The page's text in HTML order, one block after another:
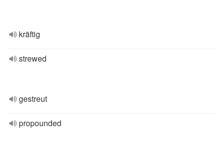
kräftig
strewed
gestreut
propounded